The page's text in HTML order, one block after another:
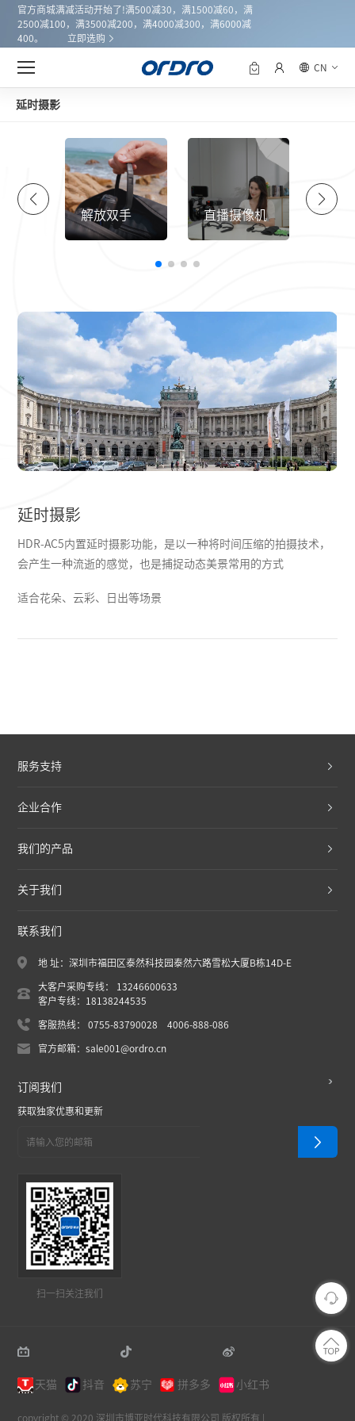
官方商城满减活动开始了!满500减30，满1500减60，满
2500减100，满3500减200，满4000减300，满6000减
400。
立即选购
CN
延时摄影
影 解放双手 直播摄像机 延时
延时摄影
HDR-AC5内置延时摄影功能，是以一种将时间压缩的拍摄技术，
会产生一种流逝的感觉，也是捕捉动态美景常用的方式
适合花朵、云彩、日出等场景
服务支持
企业合作
我们的产品
关于我们
联系我们
地 址：深圳市福田区泰然科技园泰然六路雪松大厦B栋14D-E
大客户采购专线： 13246600633
客户专线：18138244535
客服热线： 0755-83790028 4006-888-086
官方邮箱：sale001@ordro.cn
订阅我们
获取独家优惠和更新
扫一扫关注我们
copyright © 2020 深圳市博亚时代科技有限公司 版权所有 |
天猫 抖音 苏宁 拼多多 小红书